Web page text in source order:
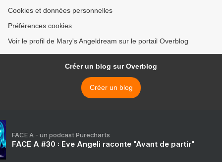
Cookies et données personnelles
Préférences cookies
Voir le profil de Mary's Angeldream sur le portail Overblog
Créer un blog sur Overblog
Créer un blog
FACE A - un podcast Purecharts
FACE A #30 : Eve Angeli raconte "Avant de partir"